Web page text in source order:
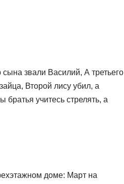
звали Василий, А третьего
Второй лису убил, а
братья учитесь стрелять, а
доме: Март на